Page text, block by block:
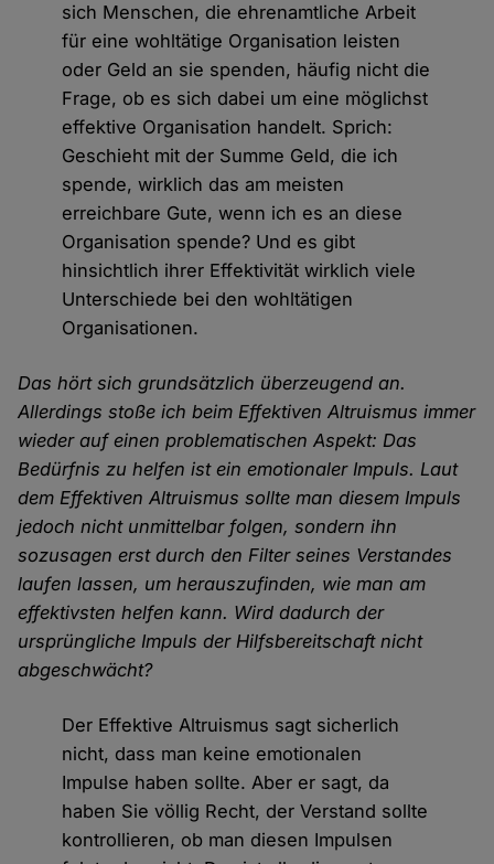
sich Menschen, die ehrenamtliche Arbeit
für eine wohltätige Organisation leisten
oder Geld an sie spenden, häufig nicht die
Frage, ob es sich dabei um eine möglichst
effektive Organisation handelt. Sprich:
Geschieht mit der Summe Geld, die ich
spende, wirklich das am meisten
erreichbare Gute, wenn ich es an diese
Organisation spende? Und es gibt
hinsichtlich ihrer Effektivität wirklich viele
Unterschiede bei den wohltätigen
Organisationen.
Das hört sich grundsätzlich überzeugend an.
Allerdings stoße ich beim Effektiven Altruismus immer
wieder auf einen problematischen Aspekt: Das
Bedürfnis zu helfen ist ein emotionaler Impuls. Laut
dem Effektiven Altruismus sollte man diesem Impuls
jedoch nicht unmittelbar folgen, sondern ihn
sozusagen erst durch den Filter seines Verstandes
laufen lassen, um herauszufinden, wie man am
effektivsten helfen kann. Wird dadurch der
ursprüngliche Impuls der Hilfsbereitschaft nicht
abgeschwächt?
Der Effektive Altruismus sagt sicherlich
nicht, dass man keine emotionalen
Impulse haben sollte. Aber er sagt, da
haben Sie völlig Recht, der Verstand sollte
kontrollieren, ob man diesen Impulsen